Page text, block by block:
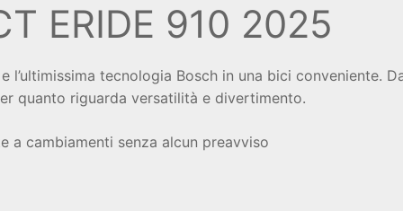
ERIDE 910 2025
l’ultimissima tecnologia Bosch in una bici conveniente.
quanto riguarda versatilità e divertimento.
a cambiamenti senza alcun preavviso